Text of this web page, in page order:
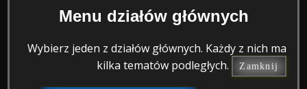
Menu działów głównych
Wybierz jeden z działów głównych. Każdy z nich ma
kilka tematów podległych.
Zamknij